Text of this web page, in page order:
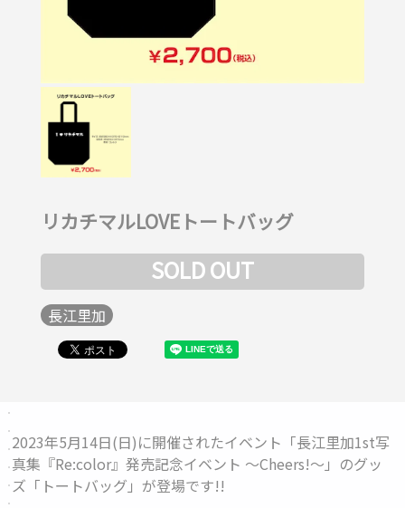
リカチマルLOVEトートバッグ
SOLD OUT
長江里加
2023年5月14日(日)に開催されたイベント「長江里加1st写
真集『Re:color』発売記念イベント 〜Cheers!〜」のグッ
ズ「 トートバッグ 」が登場です!!